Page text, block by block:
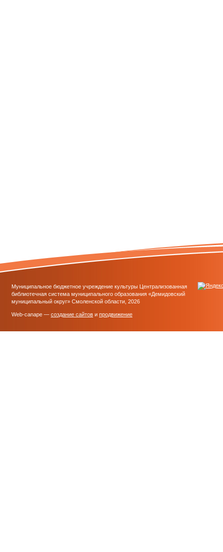
Муниципальное бюджетное учреждение культуры Централизованная
библиотечная система муниципального образования «Демидовский
муниципальный округ» Смоленской области, 2026
Web-canape — создание сайтов и продвижение